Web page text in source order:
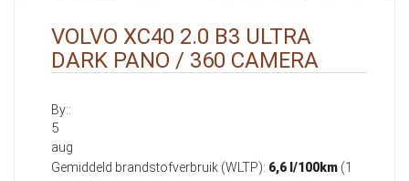
VOLVO XC40 2.0 B3 ULTRA
DARK PANO / 360 CAMERA
By::
5
aug
Gemiddeld brandstofverbruik (WLTP): 6,6 l/100km (1